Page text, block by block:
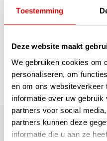
Toestemming
Deze website maakt
We gebruiken cookies om
personaliseren, om
en om ons websiteverkeer
informatie over uw
partners voor social
partners kunnen deze
informatie die u aan ze
Über 180.000 Kunden | Über
Shops, TrustPilot, Google
Bewertungen: